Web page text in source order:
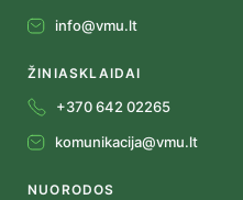
info@vmu.lt
ŽINIASKLAIDAI
+370 642 02265
komunikacija@vmu.lt
NUORODOS